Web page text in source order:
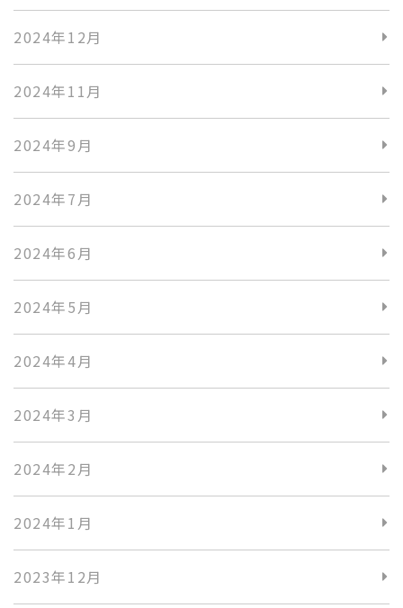
2024年12月
2024年11月
2024年9月
2024年7月
2024年6月
2024年5月
2024年4月
2024年3月
2024年2月
2024年1月
2023年12月